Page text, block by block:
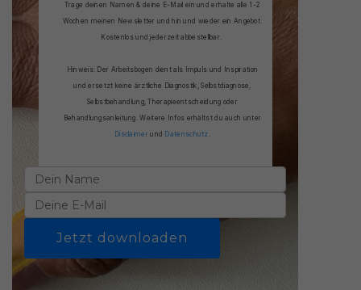
Trage deinen Namen & deine E-Mail ein und erhalte alle 1-2
Wochen meinen Newsletter und hin und wieder ein Angebot.
Kostenlos und jederzeit abbestellbar.
Hinweis: Der Arbeitsbogen dient als Impuls und Inspiration
und ersetzt keine ärztliche Diagnostik, Selbstdiagnose,
Selbstbehandlung, Therapieentscheidung oder
Behandlungsanleitung. Weitere Infos erhältst du auch unter
Disclaimer und Datenschutz .
Jetzt downloaden